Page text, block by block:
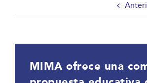
MIMA ofrece una